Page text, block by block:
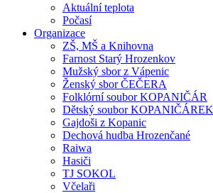
Aktuální teplota
Počasí
Organizace
ZŠ, MŠ a Knihovna
Farnost Starý Hrozenkov
Mužský sbor z Vápenic
Ženský sbor ČEČERA
Folklórní soubor KOPANIČÁR
Dětský soubor
Gajdoši z Kopanic
Dechová hudba Hrozenčané
Raiwa
Hasiči
TJ SOKOL
Včelaři